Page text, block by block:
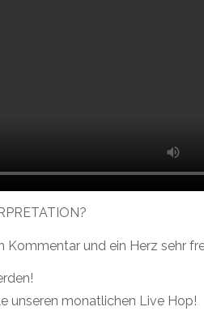
Kommentar und ein Herz sehr
unseren monatlichen Live Hop!